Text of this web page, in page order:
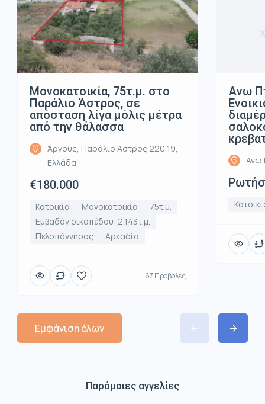
Μονοκατοικία, 75τ.μ. στο
Παράλιο Άστρος, σε
απόσταση λίγα μόλις μέτρα
από την θάλασσα
Άργους, Παράλιο Άστρος 220 19,
Ελλάδα
€180.000
Κατοικία Μονοκατοικία
75τ.μ.
Εμβαδόν οικοπέδου: 2,143τ.μ.
Πελοπόννησος
Αρκαδία
67 Προβολές
Ανω
Ανω
Εμφάνιση όλων
Παρόμοιες αγγελίες